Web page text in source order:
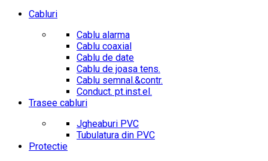
Cabluri
Cablu alarma
Cablu coaxial
Cablu de date
Cablu de joasa tens.
Cablu semnal.&contr.
Conduct. pt.inst.el.
Trasee cabluri
Jgheaburi PVC
Tubulatura din PVC
Protectie